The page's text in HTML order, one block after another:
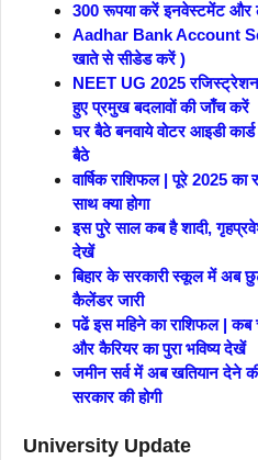
300 रूपया करें इनवेस्टमेंट और
Aadhar Bank Account
खाते से सीडेड करें )
NEET UG 2025
हुए प्रमुख बदलावों की जाँच करें
घर बैठे बनवाये वोटर आइडी
बैठे
वार्षिक राशिफल | पूरे 2025
साथ क्या होगा
इस पुरे साल कब है शादी,
देखें
बिहार के सरकारी स्कूल में अब
कैलेंडर जारी
पढें इस महिने का राशिफल | कब
और कैरियर का पुरा भविष्य देखें
जमीन सर्व में अब खतियान
सरकार की होगी
University Update